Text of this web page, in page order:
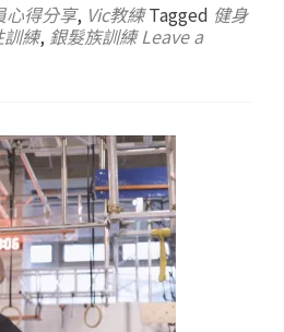
心得分享, Vic教練 Tagged 健身
練, 銀髮族訓練 Leave a